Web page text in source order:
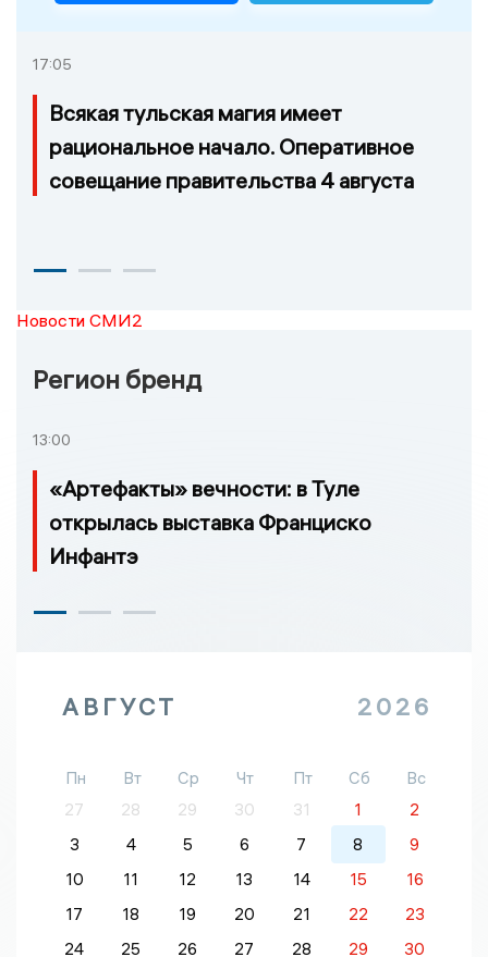
17:05
Всякая тульская магия имеет
рациональное начало. Оперативное
совещание правительства 4 августа
Новости СМИ2
Регион бренд
13:00
«Артефакты» вечности: в Туле
открылась выставка Франциско
Инфантэ
АВГУСТ 2026
Пн Вт Ср Чт Пт Сб
Вс
27
28 29 30 31 1
2
3
4 5 6 7 8
9
10
11 12 13 14 15
16
17
18 19 20 21 22
23
24
25 26 27 28 29 30